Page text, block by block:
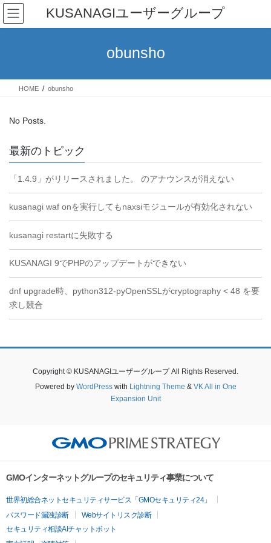
Skip
the
Skip
the
KUSANAGIユーザーグループ
obunsho
HOME obunsho
No Posts.
最新のトピック
「1.4.9」がリリースされました。 のアナウンスが消えない
kusanagi waf onを実行してもnaxsiモジュールが有効化されない
kusanagi restartに失敗する
KUSANAGI 9でPHPのアップデートができない
dnf upgrade時、python312-pyOpenSSLがcryptography < 48 を要
求し競合
Copyright © KUSANAGIユーザーグループ All Rights Reserved.
Powered by WordPresswith Lightning Theme & VK All in One
Expansion Unit
GMOインターネットグループのセキュリティ事業について
世界初総合ネットセキュリティサービス「GMOセキュリティ24」
パスワード漏洩診断
Webサイトリスク診断
セキュリティ相談AIチャットボット